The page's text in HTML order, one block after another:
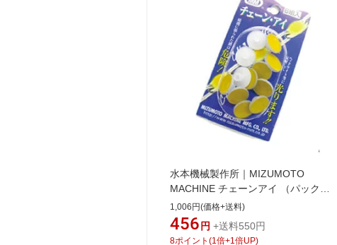
水本機械製作所｜MIZUMOTO
MACHINE チェーンアイ （パック
入） C1656 （1パック6組）
1,006円(価格+送料)
456 円 +送料550円
8ポイント (1 倍+1 倍UP)